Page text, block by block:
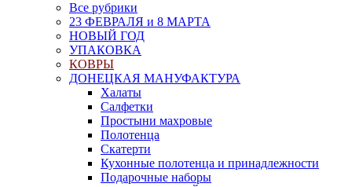
Все рубрики
23 ФЕВРАЛЯ и 8 МАРТА
НОВЫЙ ГОД
УПАКОВКА
КОВРЫ
ДОНЕЦКАЯ МАНУФАКТУРА
Халаты
Салфетки
Простыни махровые
Полотенца
Скатерти
Кухонные полотенца и принадлежности
Подарочные наборы